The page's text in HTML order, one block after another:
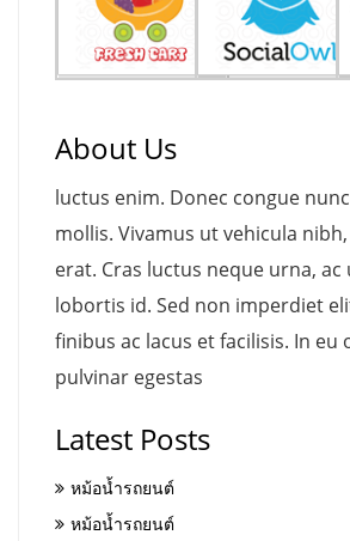
About Us
luctus enim. Donec congue
mollis. Vivamus ut vehicula
erat. Cras luctus neque urna,
lobortis id. Sed non imperdiet
finibus ac lacus et facilisis. In eu
pulvinar egestas
Latest Posts
หม้อน้ำรถยนต์
หม้อน้ำรถยนต์